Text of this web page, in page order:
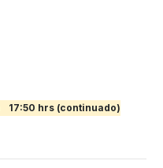
17:50 hrs (continuado)